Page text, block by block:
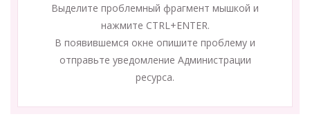
Выделите проблемный фрагмент мышкой и
нажмите CTRL+ENTER.
В появившемся окне опишите проблему и
отправьте уведомление Администрации
ресурса.